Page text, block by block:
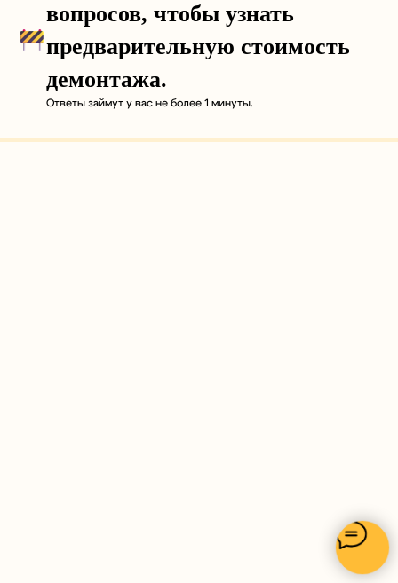
вопросов, чтобы узнать
предварительную стоимость
демонтажа.
Ответы займут у вас не более 1 минуты.